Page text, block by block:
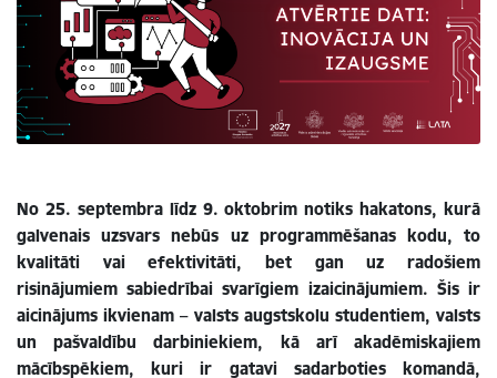
No 25. septembra līdz 9. oktobrim notiks hakatons, kurā
galvenais uzsvars nebūs uz programmēšanas kodu, to
kvalitāti vai efektivitāti, bet gan uz radošiem
risinājumiem sabiedrībai svarīgiem izaicinājumiem. Šis ir
aicinājums ikvienam – valsts augstskolu studentiem, valsts
un pašvaldību darbiniekiem, kā arī akadēmiskajiem
mācībspēkiem, kuri ir gatavi sadarboties komandā,